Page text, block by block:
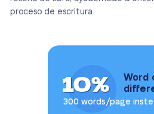
proceso de escritura.
10%
Word
300 words/page